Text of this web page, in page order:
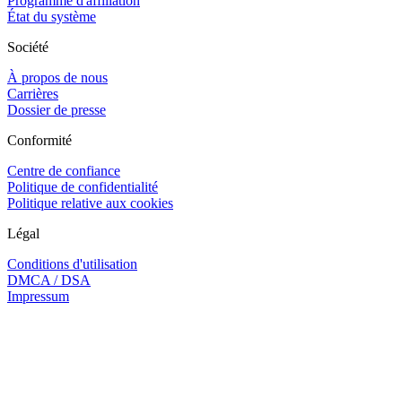
État du système
Société
À propos de nous
Carrières
Dossier de presse
Conformité
Centre de confiance
Politique de confidentialité
Politique relative aux cookies
Légal
Conditions d'utilisation
DMCA / DSA
Impressum